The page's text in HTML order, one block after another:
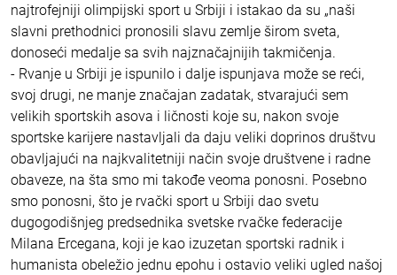
najtrofejniji olimpijski sport u Srbiji i istakao da su „naši
slavni prethodnici pronosili slavu zemlje širom sveta,
donoseći medalje sa svih najznačajnijih takmičenja.
- Rvanje u Srbiji je ispunilo i dalje ispunjava može se reći,
svoj drugi, ne manje značajan zadatak, stvarajući sem
velikih sportskih asova i ličnosti koje su, nakon svoje
sportske karijere nastavljali da daju veliki doprinos društvu
obavljajući na najkvalitetniji način svoje društvene i radne
obaveze, na šta smo mi takođe veoma ponosni. Posebno
smo ponosni, što je rvački sport u Srbiji dao svetu
dugogodišnjeg predsednika svetske rvačke federacije
Milana Ercegana, koji je kao izuzetan sportski radnik i
humanista obeležio jednu epohu i ostavio veliki ugled našoj